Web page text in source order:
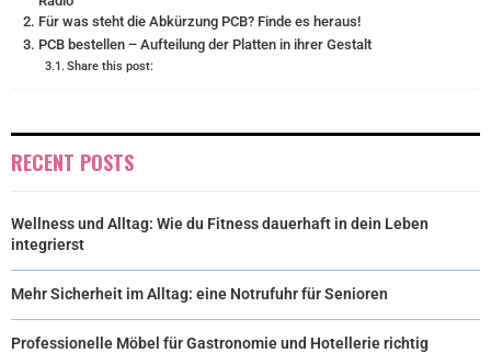
Für was steht die Abkürzung PCB? Finde es heraus!
PCB bestellen – Aufteilung der Platten in ihrer Gestalt
Share this post:
RECENT POSTS
Wellness und Alltag: Wie du Fitness dauerhaft in dein Leben
integrierst
Mehr Sicherheit im Alltag: eine Notrufuhr für Senioren
Professionelle Möbel für Gastronomie und Hotellerie richtig